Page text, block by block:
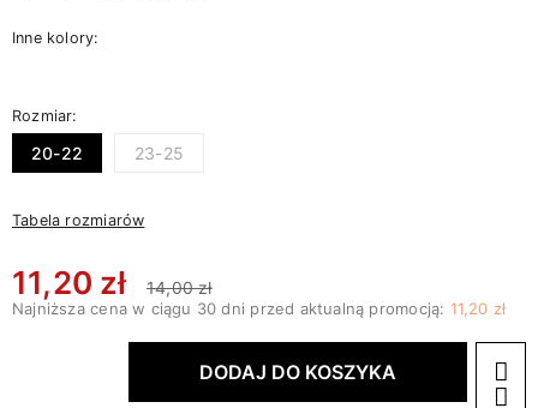
Inne kolory:
Rozmiar:
20-22 23-25
Tabela rozmiarów
11,20 zł 14,00 zł
Najniższa cena w ciągu 30 dni przed aktualną promocją: 11,20 zł
DODAJ DO KOSZYKA